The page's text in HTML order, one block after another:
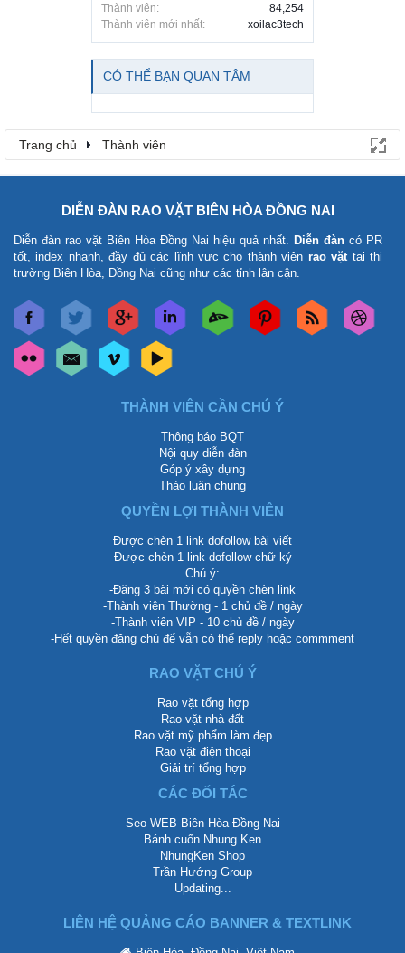
Thành viên:
84,254
Thành viên mới nhất:
xoilac3tech
CÓ THỂ BẠN QUAN TÂM
Trang chủ Thành viên
DIỄN ĐÀN RAO VẶT BIÊN HÒA ĐỒNG NAI
Diễn đàn rao vặt Biên Hòa Đồng Nai hiệu quả nhất. Diễn đàn có PR
tốt, index nhanh, đầy đủ các lĩnh vực cho thành viên rao vặttại thị
trường Biên Hòa, Đồng Nai cũng như các tỉnh lân cận.
THÀNH VIÊN CẦN CHÚ Ý
Thông báo BQT
Nội quy diễn đàn
Góp ý xây dựng
Thảo luận chung
QUYỀN LỢI THÀNH VIÊN
Được chèn 1 link dofollow bài viết
Được chèn 1 link dofollow chữ ký
Chú ý:
-Đăng 3 bài mới có quyền chèn link
-Thành viên Thường - 1 chủ đề / ngày
-Thành viên VIP - 10 chủ đề / ngày
-Hết quyền đăng chủ để vẫn có thể reply hoặc commment
RAO VẶT CHÚ Ý
Rao vặt tổng hợp
Rao vặt nhà đất
Rao vặt mỹ phẩm làm đẹp
Rao vặt điện thoại
Giải trí tổng hợp
CÁC ĐỐI TÁC
Seo WEB Biên Hòa Đồng Nai
Bánh cuốn Nhung Ken
NhungKen Shop
Trần Hướng Group
Updating...
LIÊN HỆ QUẢNG CÁO BANNER & TEXTLINK